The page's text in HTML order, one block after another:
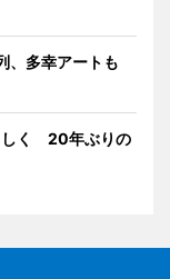
多幸アートも
しく 20年ぶりの